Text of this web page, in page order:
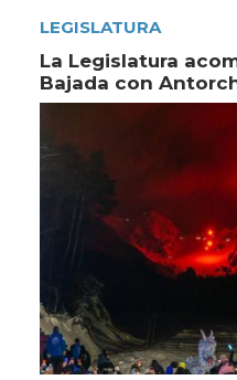
LEGISLATURA
La Legislatura
Bajada con